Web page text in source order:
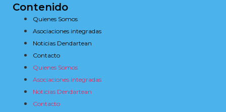
Contenido
Quienes Somos
Asociaciones integradas
Noticias Dendartean
Contacto
Quienes Somos
Asociaciones integradas
Noticias Dendartean
Contacto